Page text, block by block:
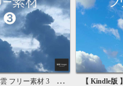
雲 フリー素材 3 無料で使える背景素材集 【 Kindle版 】